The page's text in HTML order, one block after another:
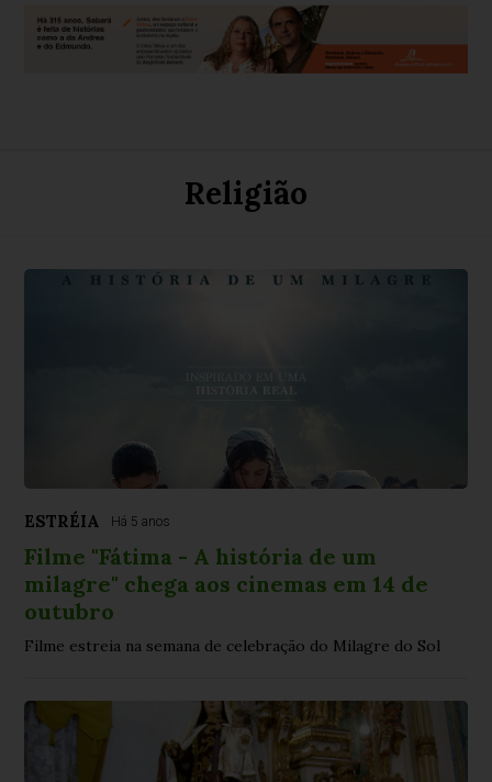
Religião
ESTRÉIA Há 5 anos
Filme "Fátima - A história de um
milagre" chega aos cinemas em 14 de
outubro
Filme estreia na semana de celebração do Milagre do Sol